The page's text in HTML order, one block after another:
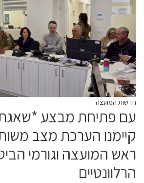
חדשות המועצה
עם פתיחת מבצע
קיימנו הערכת מצב
ראש המועצה וגורמי
הרלוונטיים